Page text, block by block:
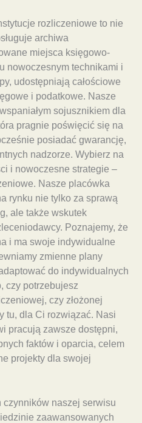
rozliczeniowe to nie
archiwa
miejsca księgowo-
nowoczesnym technikami i
udostępniają całościowe
i podatkowe. Nasze
sojusznikiem dla
pragnie poświęcić się na
posiadać gwarancję,
nadzorze. Wybierz na
i nowoczesne strategie –
Nasze placówka
rynku nie tylko za sprawą
ale także wskutek
Poznajemy, że
i ma swoje indywidualne
zmienne plany
do indywidualnych
czy potrzebujesz
czy złożonej
tu, dla Ci rozwiązać. Nasi
pracują zawsze dostępni,
faktów i oparcia, celem
projekty dla swojej
czynników naszej serwisu
zaawansowanych